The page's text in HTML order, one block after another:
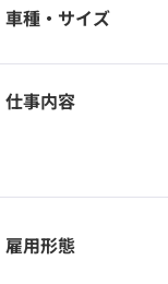
車種・サイズ
仕事内容
雇用形態